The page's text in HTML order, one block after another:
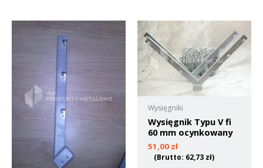
Wysięgniki
Wysięgnik Typu V fi
60 mm ocynkowany
51,00 zł
(Brutto: 62,73 zł)